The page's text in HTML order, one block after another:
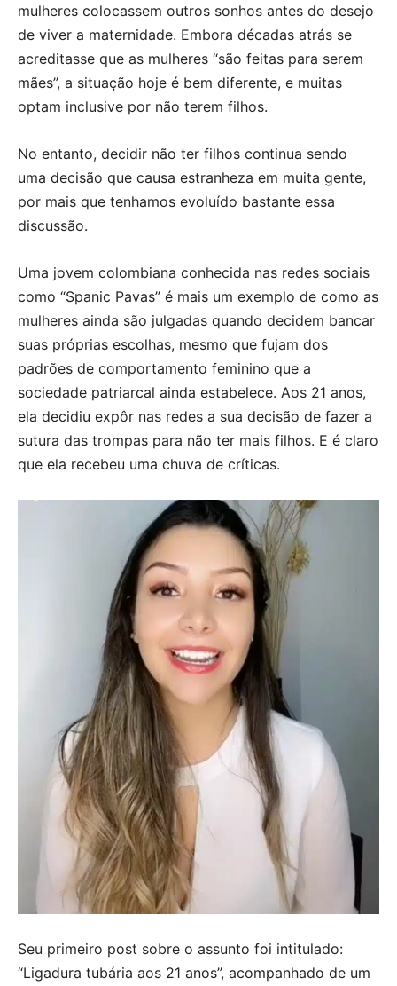
mulheres colocassem outros sonhos antes do desejo
de viver a maternidade. Embora décadas atrás se
acreditasse que as mulheres “são feitas para serem
mães”, a situação hoje é bem diferente, e muitas
optam inclusive por não terem filhos.
No entanto, decidir não ter filhos continua sendo
uma decisão que causa estranheza em muita gente,
por mais que tenhamos evoluído bastante essa
discussão.
Uma jovem colombiana conhecida nas redes sociais
como “Spanic Pavas” é mais um exemplo de como as
mulheres ainda são julgadas quando decidem bancar
suas próprias escolhas, mesmo que fujam dos
padrões de comportamento feminino que a
sociedade patriarcal ainda estabelece. Aos 21 anos,
ela decidiu expôr nas redes a sua decisão de fazer a
sutura das trompas para não ter mais filhos. E é claro
que ela recebeu uma chuva de críticas.
Seu primeiro post sobre o assunto foi intitulado:
“Ligadura tubária aos 21 anos”, acompanhado de um